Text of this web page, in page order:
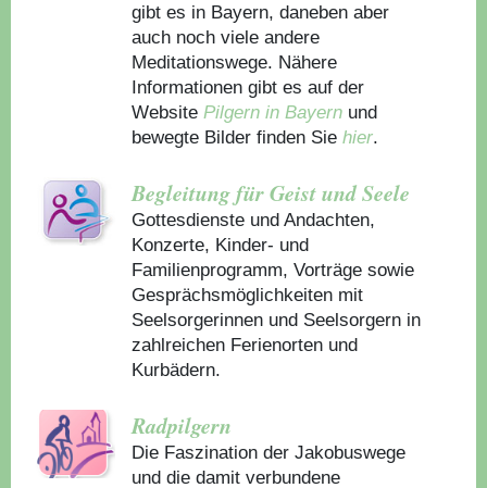
gibt es in Bayern, daneben aber
auch noch viele andere
Meditationswege. Nähere
Informationen gibt es auf der
WebsitePilgern in Bayern und
bewegte Bilder finden Sie hier.
Begleitung für Geist und Seele
Gottesdienste und Andachten,
Konzerte, Kinder- und
Familienprogramm, Vorträge sowie
Gesprächsmöglichkeiten mit
Seelsorgerinnen und Seelsorgern in
zahlreichen Ferienorten und
Kurbädern.
Radpilgern
Die Faszination der Jakobuswege
und die damit verbundene